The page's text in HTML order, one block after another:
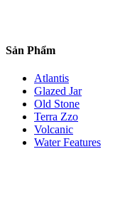
Sản Phẩm
Atlantis
Glazed Jar
Old Stone
Terra Zzo
Volcanic
Water Features